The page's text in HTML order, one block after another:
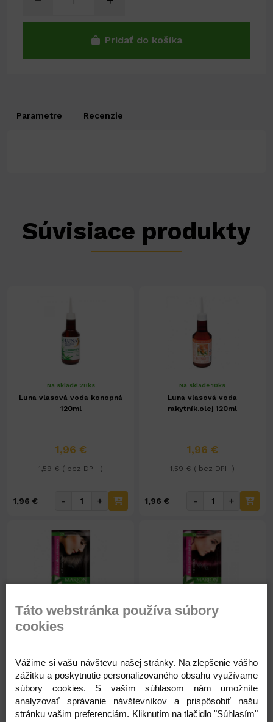
Pridať do košíka
Parametre Recenzie
Súvisiace produkty
Na sklade 28ks
Luna vlasová voda konopná
120ml
1,96 €
1,59 € ( bez DPH )
1,96 € - +
Na sklade 10ks
Luna vlasová voda
rakytník.olej 120ml
1,96 €
1,59 € ( bez DPH )
1,96 € - +
Marion ton.šampón 40ml
1,49 €
1,21 € ( bez DPH )
Na sklade 18ks
1,49 €
1,21 € ( bez DPH )
Táto webstránka používa súbory
cookies
Vážime si vašu návštevu našej stránky. Na zlepšenie vášho
zážitku a poskytnutie personalizovaného obsahu využívame
súbory cookies. S vaším súhlasom nám umožníte
analyzovať správanie návštevníkov a prispôsobiť našu
stránku vašim preferenciám. Kliknutím na tlačidlo "Súhlasím"